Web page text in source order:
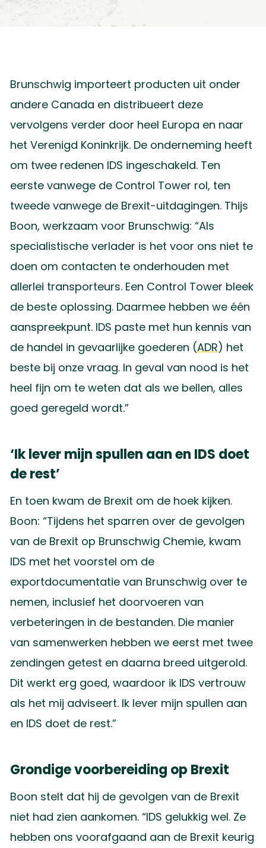
Brunschwig importeert producten uit onder
andere Canada en distribueert deze
vervolgens verder door heel Europa en naar
het Verenigd Koninkrijk. De onderneming heeft
om twee redenen IDS ingeschakeld. Ten
eerste vanwege de Control Tower rol, ten
tweede vanwege de Brexit-uitdagingen. Thijs
Boon, werkzaam voor Brunschwig: “Als
specialistische verlader is het voor ons niet te
doen om contacten te onderhouden met
allerlei transporteurs. Een Control Tower bleek
de beste oplossing. Daarmee hebben we één
aanspreekpunt. IDS paste met hun kennis van
de handel in gevaarlijke goederen (ADR) het
beste bij onze vraag. In geval van nood is het
heel fijn om te weten dat als we bellen, alles
goed geregeld wordt.”
‘Ik lever mijn spullen aan en IDS doet
de rest’
En toen kwam de Brexit om de hoek kijken.
Boon: “Tijdens het sparren over de gevolgen
van de Brexit op Brunschwig Chemie, kwam
IDS met het voorstel om de
exportdocumentatie van Brunschwig over te
nemen, inclusief het doorvoeren van
verbeteringen in de bestanden. Die manier
van samenwerken hebben we eerst met twee
zendingen getest en daarna breed uitgerold.
Dit werkt erg goed, waardoor ik IDS vertrouw
als het mij adviseert. Ik lever mijn spullen aan
en IDS doet de rest.”
Grondige voorbereiding op Brexit
Boon stelt dat hij de gevolgen van de Brexit
niet had zien aankomen. “IDS gelukkig wel. Ze
hebben ons voorafgaand aan de Brexit keurig